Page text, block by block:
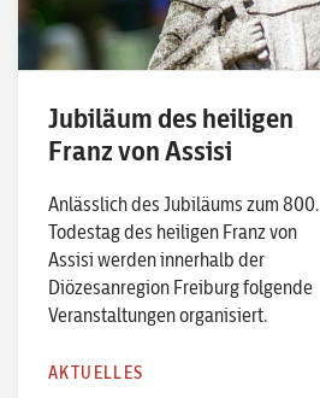
Jubiläum des heiligen
Franz von Assisi
Anlässlich des Jubiläums zum 800.
Todestag des heiligen Franz von
Assisi werden innerhalb der
Diözesanregion Freiburg folgende
Veranstaltungen organisiert.
AKTUELLES